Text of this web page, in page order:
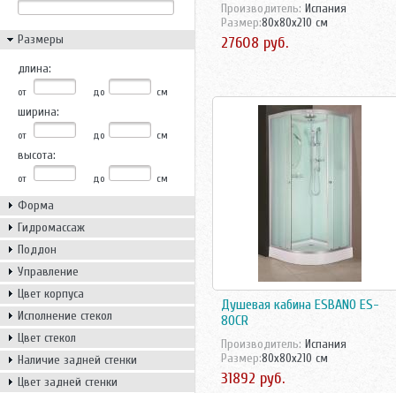
Размеры
длина:
от до см
ширина:
от до см
высота:
от до см
Форма
Гидромассаж
Поддон
Управление
Цвет корпуса
Исполнение стекол
Цвет стекол
Наличие задней стенки
Цвет задней стенки
Производитель: Испания
Размер:80x80x210 см
27608 руб.
Душевая кабина ESBANO ES-
80CR
Производитель: Испания
Размер:80x80x210 см
31892 руб.